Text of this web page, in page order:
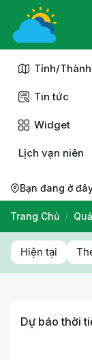
Chuyển
nội
Tỉnh/
Tin tức
Widget
Lịch vạn niên
Bạn đang ở
Trang Chủ /
Hiện tại
Dự báo thời